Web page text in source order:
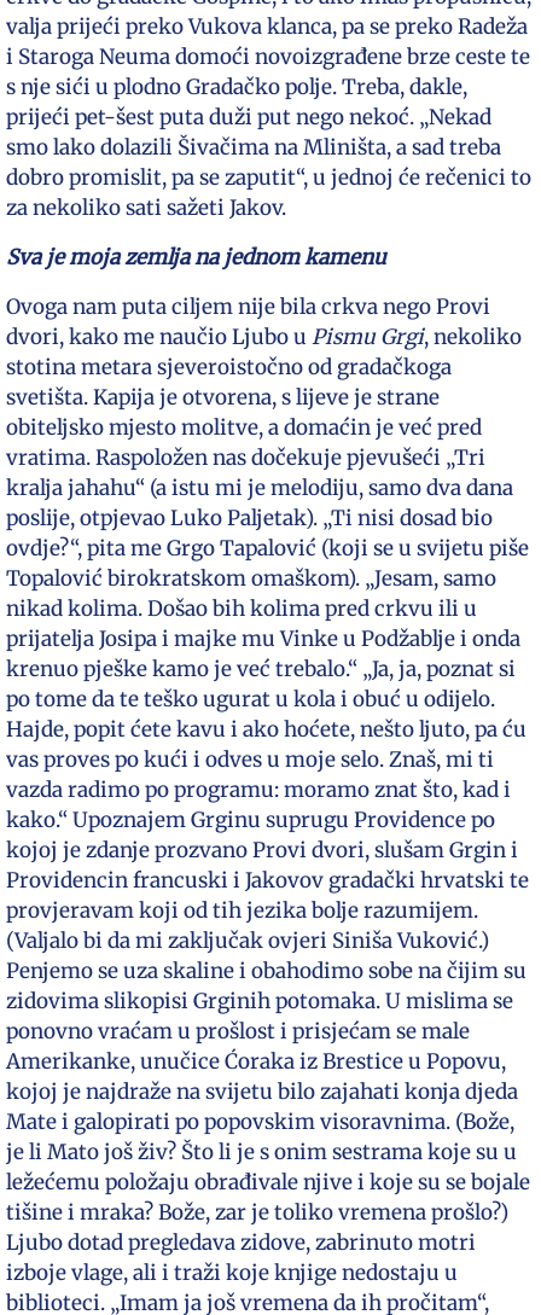
valja prijeći preko Vukova klanca, pa se preko Radeža
i Staroga Neuma domoći novoizgrađene brze ceste te
s nje sići u plodno Gradačko polje. Treba, dakle,
prijeći pet-šest puta duži put nego nekoć. „Nekad
smo lako dolazili Šivačima na Mliništa, a sad treba
dobro promislit, pa se zaputit“, u jednoj će rečenici to
za nekoliko sati sažeti Jakov.
Sva je moja zemlja na jednom kamenu
Ovoga nam puta ciljem nije bila crkva nego Provi
dvori, kako me naučio Ljubo u Pismu Grgi, nekoliko
stotina metara sjeveroistočno od gradačkoga
svetišta. Kapija je otvorena, s lijeve je strane
obiteljsko mjesto molitve, a domaćin je već pred
vratima. Raspoložen nas dočekuje pjevušeći „Tri
kralja jahahu“ (a istu mi je melodiju, samo dva dana
poslije, otpjevao Luko Paljetak). „Ti nisi dosad bio
ovdje?“, pita me Grgo Tapalović (koji se u svijetu piše
Topalović birokratskom omaškom). „Jesam, samo
nikad kolima. Došao bih kolima pred crkvu ili u
prijatelja Josipa i majke mu Vinke u Podžablje i onda
krenuo pješke kamo je već trebalo.“ „Ja, ja, poznat si
po tome da te teško ugurat u kola i obuć u odijelo.
Hajde, popit ćete kavu i ako hoćete, nešto ljuto, pa ću
vas proves po kući i odves u moje selo. Znaš, mi ti
vazda radimo po programu: moramo znat što, kad i
kako.“ Upoznajem Grginu suprugu Providence po
kojoj je zdanje prozvano Provi dvori, slušam Grgin i
Providencin francuski i Jakovov gradački hrvatski te
provjeravam koji od tih jezika bolje razumijem.
(Valjalo bi da mi zaključak ovjeri Siniša Vuković.)
Penjemo se uza skaline i obahodimo sobe na čijim su
zidovima slikopisi Grginih potomaka. U mislima se
ponovno vraćam u prošlost i prisjećam se male
Amerikanke, unučice Ćoraka iz Brestice u Popovu,
kojoj je najdraže na svijetu bilo zajahati konja djeda
Mate i galopirati po popovskim visoravnima. (Bože,
je li Mato još živ? Što li je s onim sestrama koje su u
ležećemu položaju obrađivale njive i koje su se bojale
tišine i mraka? Bože, zar je toliko vremena prošlo?)
Ljubo dotad pregledava zidove, zabrinuto motri
izboje vlage, ali i traži koje knjige nedostaju u
biblioteci. „Imam ja još vremena da ih pročitam“,